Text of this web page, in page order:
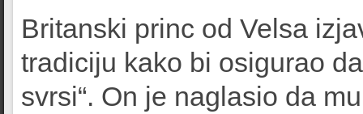
Britanski princ od Velsa
tradiciju kako bi osigurao
svrsi“. On je naglasio da